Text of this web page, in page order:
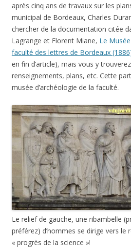
après cinq ans de travaux sur les
municipal de Bordeaux, Charles
chercher de la documentation citée
Lagrange et Florent Miane, Le
faculté des lettres de Bordeaux
en fin d’article), mais vous y
renseignements, plans, etc. Cette
musée d’archéologie de la faculté.
Le relief de gauche, une ribambelle
préférez) d’hommes se dirige vers le
« progrès de la science »!